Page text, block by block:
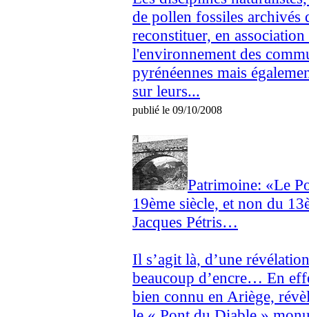
de pollen fossiles archivés
reconstituer, en
l'environnement des
pyrénéennes mais
sur leurs...
publié le 09/10/2008
Patrimoine: «Le
19ème siècle, et non du
Jacques Pétris…
Il s’agit là, d’une
beaucoup d’encre… En
bien connu en Ariège,